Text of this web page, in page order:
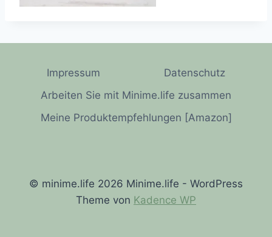
Impressum
Datenschutz
Arbeiten Sie mit Minime.life zusammen
Meine Produktempfehlungen [Amazon]
© minime.life 2026 Minime.life - WordPress
Theme von Kadence WP